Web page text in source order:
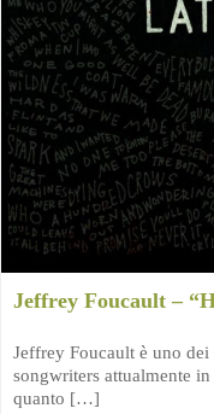
Jeffrey Foucault –
Jeffrey Foucault è uno
songwriters attualmente
quanto […]